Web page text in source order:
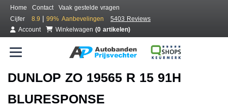
Home Contact
Vaak gestelde vragen
Cijfer
8.9 | 99% Aanbevelingen
5403 Reviews
Account
Winkelwagen (0 artikelen)
DUNLOP ZO 19565 R 15 91H
BLURESPONSE